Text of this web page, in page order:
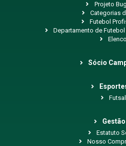
Projeto
Categorias
Futebol
Departamento de
Elenco
Sócio
Futsal
Gestão
Estatuto
Nosso